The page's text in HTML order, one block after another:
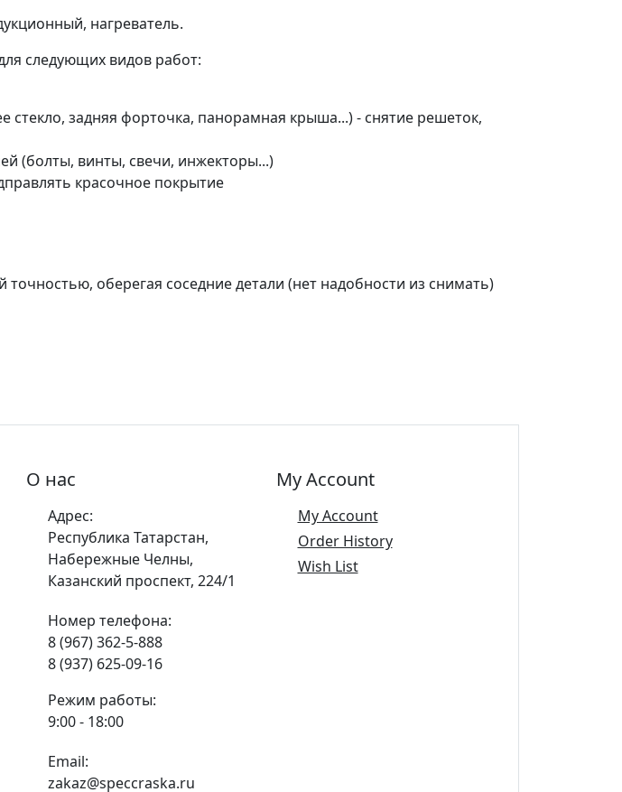
нагреватель.
следующих видов работ:
задняя форточка, панорамная крыша...) - снятие решеток,
(болты, винты, свечи, инжекторы...)
красочное покрытие
оберегая соседние детали (нет надобности из снимать)
О нас
Адрес:
Республика Татарстан,
Набережные Челны,
Казанский проспект, 224/1
Номер телефона:
8 (967) 362-5-888
8 (937) 625-09-16
Режим работы:
9:00 - 18:00
Email:
zakaz@speccraska.ru
My Account
My Account
Order History
Wish List